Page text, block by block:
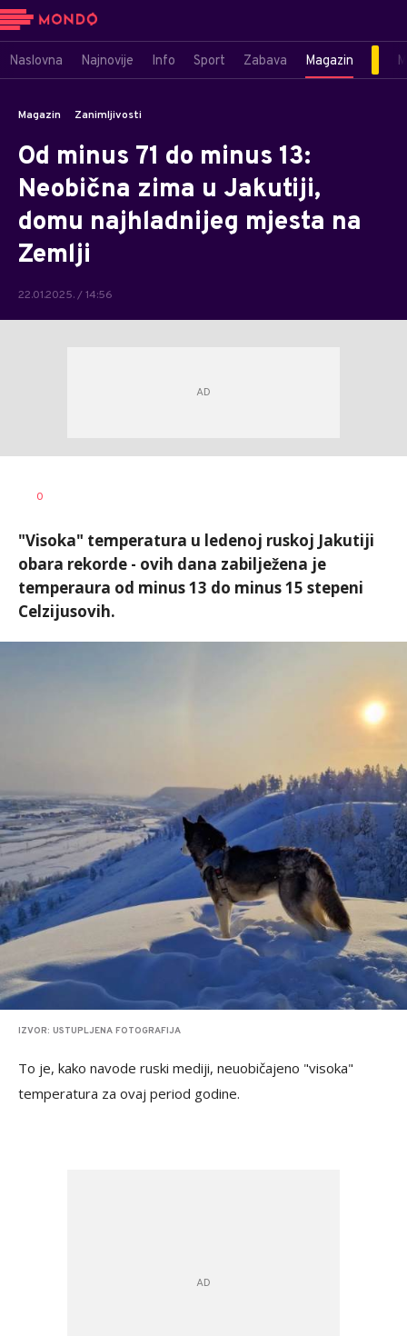
Naslovna Najnovije Info Sport Zabava Magazin
Magazin Zanimljivosti
Od minus 71 do minus 13:
Neobična zima u Jakutiji,
domu najhladnijeg mjesta na
Zemlji
22.01.2025. / 14:56
AUTOR
0
"Visoka" temperatura u ledenoj ruskoj Jakutiji
obara rekorde - ovih dana zabilježena je
temperaura od minus 13 do minus 15 stepeni
Celzijusovih.
IZVOR: USTUPLJENA FOTOGRAFIJA
To je, kako navode ruski mediji, neuobičajeno "visoka"
temperatura za ovaj period godine.